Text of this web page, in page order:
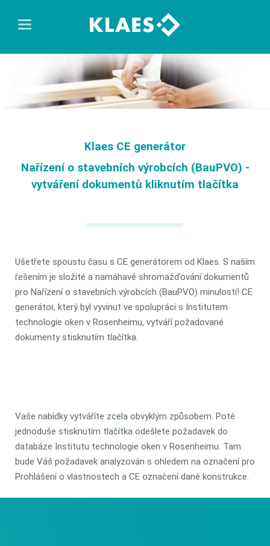
Klaes CE generátor
Nařízení o stavebních výrobcích (BauPVO) -
vytváření dokumentů kliknutím tlačítka
Ušetřete spoustu času s CE generátorem od Klaes. S naším
řešením je složité a namáhavé shromažďování dokumentů
pro Nařízení o stavebních výrobcích (BauPVO) minulostí! CE
generátor, který byl vyvinut ve spolupráci s Institutem
technologie oken v Rosenheimu, vytváří požadované
dokumenty stisknutím tlačítka.
Vaše nabídky vytváříte zcela obvyklým způsobem. Poté
jednoduše stisknutím tlačítka odešlete požadavek do
databáze Institutu technologie oken v Rosenheimu. Tam
bude Váš požadavek analyzován s ohledem na označení pro
Prohlášení o vlastnostech a CE označení dané konstrukce.